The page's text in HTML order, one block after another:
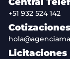
+51 932 524 142
Cotizaciones
Licitaciones